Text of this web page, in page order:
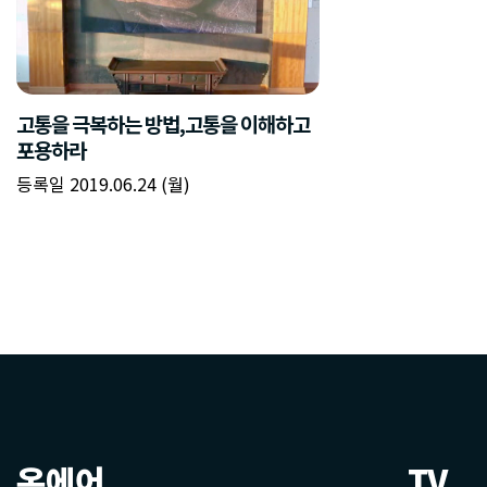
고통을 극복하는 방법,고통을 이해하고
포용하라
등록일 2019.06.24 (월)